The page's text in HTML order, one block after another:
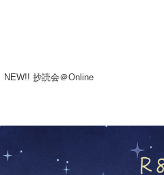
NEW!! 抄読会＠Online